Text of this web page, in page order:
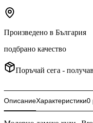
Произведено в България
подбрано качество
Поръчай сега -
ОписаниеХарактеристики0